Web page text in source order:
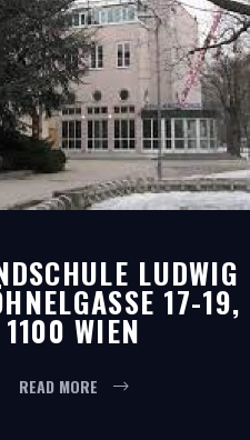
LUDWIG
17-19,
1100 WIEN
READ MORE